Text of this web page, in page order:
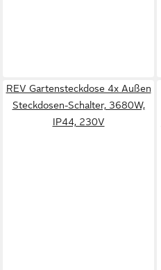
REV Gartensteckdose 4x Außen
Steckdosen-Schalter, 3680W,
IP44, 230V